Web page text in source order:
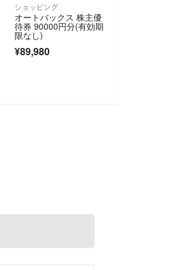
ショッピング
オートバックス 株主優
待券 90000円分(有効期
限なし)
¥89,980